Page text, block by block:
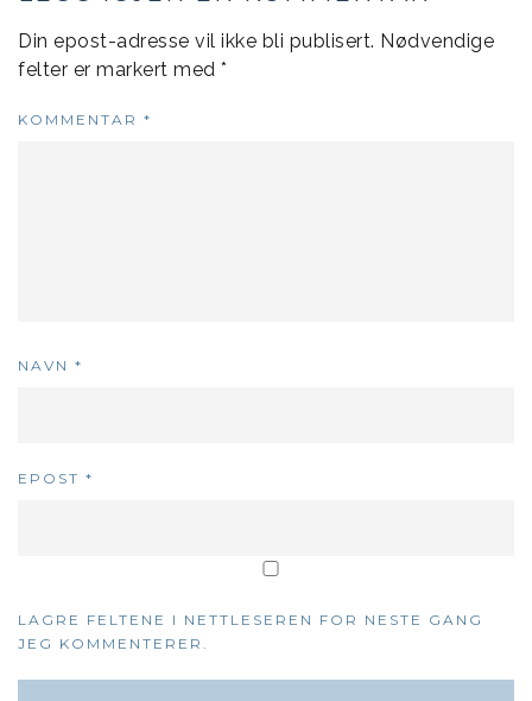
Din epost-adresse vil ikke bli publisert. Nødvendige
felter er markert med *
KOMMENTAR *
NAVN *
EPOST *
LAGRE FELTENE I NETTLESEREN FOR NESTE GANG
JEG KOMMENTERER.